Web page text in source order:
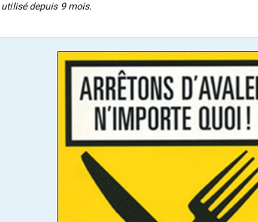
utilisé depuis 9 mois.